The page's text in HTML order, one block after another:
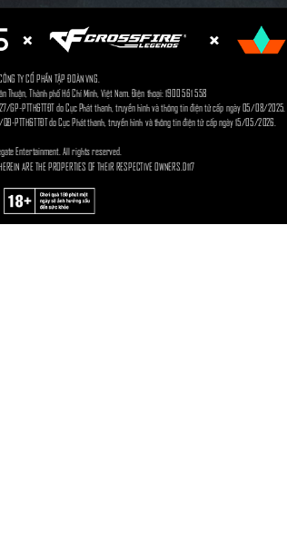
TY CỔ PHẦN TẬP ĐOÀN VNG.
Thuận, Thành phố Hồ Chí Minh, Việt Nam. Điện thoại: 1900 561 558
GP-PTTH&TTĐT do Cục Phát thanh, truyền hình và thông tin điện tử cấp ngày 05/08/2025.
PTTH&TTĐT do Cục Phát thanh, truyền hình và thông tin điện tử cấp ngày 15/05/2026.
Entertainment. All rights reserved.
ARE THE PROPERTIES OF THEIR RESPECTIVE OWNERS.D117